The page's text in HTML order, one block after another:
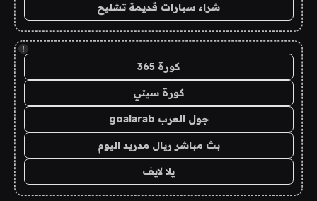
شراء سيارات قديمة تشليح
!
كورة 365
كورة سيتي
جول العرب goalarab
بث مباشر ريال مدريد اليوم
يلا لايف